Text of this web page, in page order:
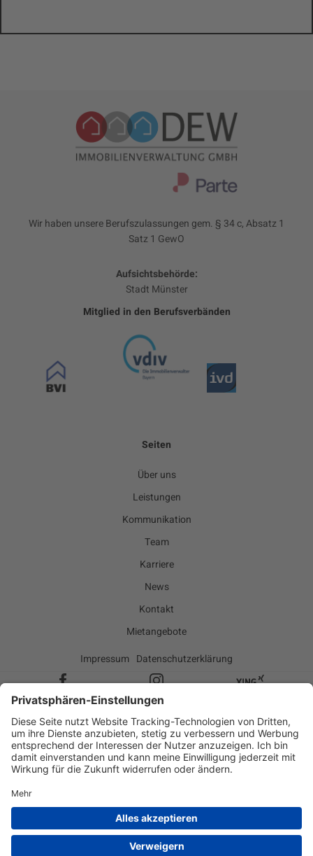
l
Wir haben unsere Berufszulassungen gem. § 34 c, Absatz 1
Satz 1 GewO
Aufsichtsbehörde:
Stadt Münster
Mitglied in den Berufsverbänden
Seiten
Über uns
Leistungen
Kommunikation
Team
Karriere
News
Kontakt
Mietangebote
Impressum Datenschutzerklärung